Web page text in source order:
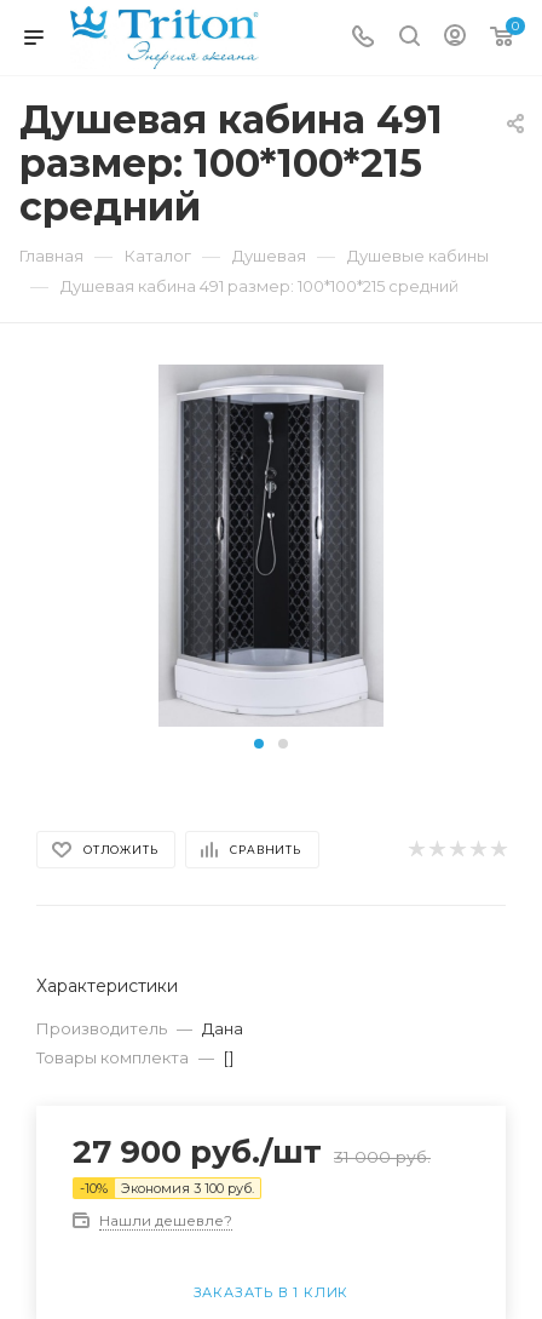
0
Душевая кабина 491
размер: 100*100*215
средний
Главная — Каталог — Душевая — Душевые кабины
— Душевая кабина 491 размер: 100*100*215 средний
ОТЛОЖИТЬ СРАВНИТЬ
Характеристики
Производитель — Дана
Товары комплекта — []
27 900 руб./шт 31 000руб.
-10% Экономия 3 100 руб.
Нашли дешевле?
ЗАКАЗАТЬ В 1 КЛИК